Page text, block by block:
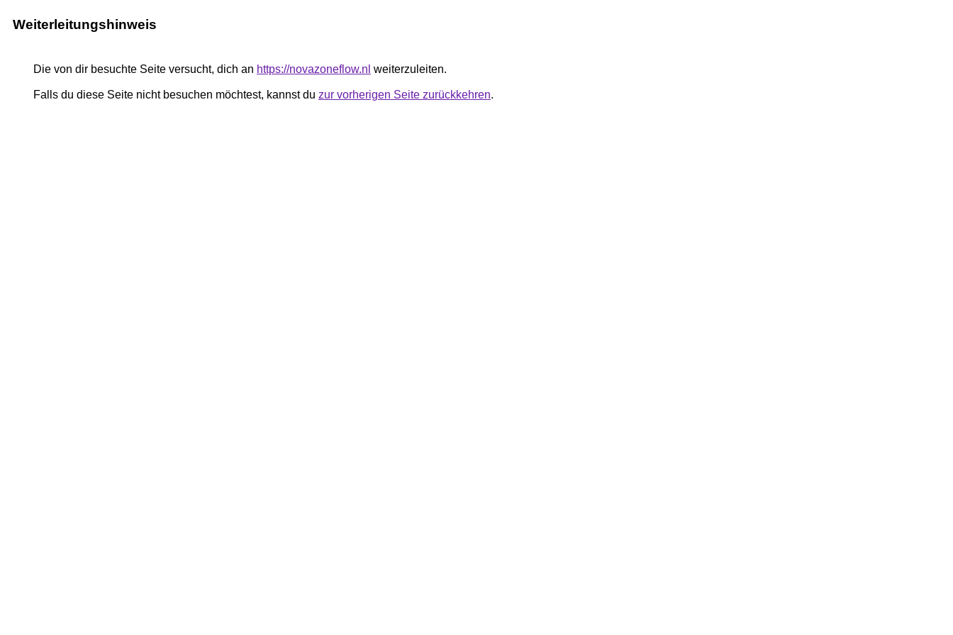
Weiterleitungshinweis
Die von dir besuchte Seite versucht, dich an https://novazoneflow.nl weiterzuleiten.
Falls du diese Seite nicht besuchen möchtest, kannst du zur vorherigen Seite zurückkehren.